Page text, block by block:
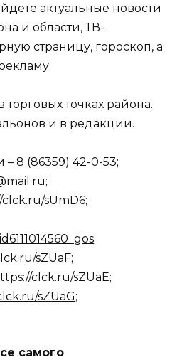
актуальные новости
и области, ТВ-
страницу, гороскоп, а
торговых точках района.
и в редакции.
8 (86359) 42-0-53;
sUmD6;
.
sZUaF;
clck.ru/sZUaE;
sZUaG;
самого